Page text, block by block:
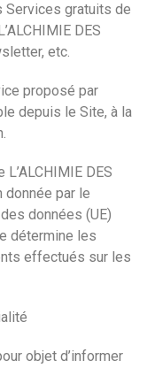
Services gratuits de
DES
etc.
proposé par
depuis le Site, à la
DES
donnée par le
données (UE)
détermine les
effectués sur les
objet d’informer